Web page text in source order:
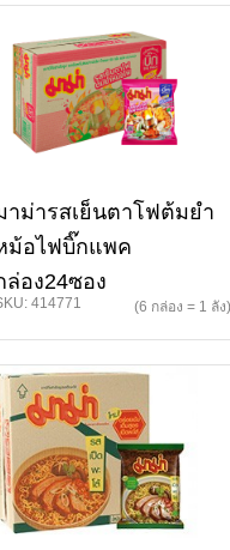
าม่ารสเย็นตาโฟต้มยำ
ม้อไฟบิ๊กแพค
ล่อง24ซอง
414771 (6 กล่อง = 1 ลัง)